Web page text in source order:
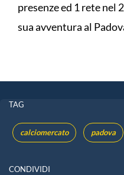
presenze ed 1 rete nel
sua avventura al
TAG
calciomercato padova
CONDIVIDI